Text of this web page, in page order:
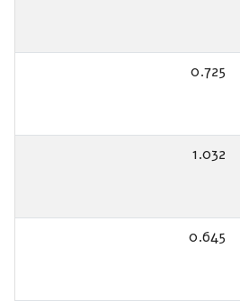
0.725
1.032
0.645